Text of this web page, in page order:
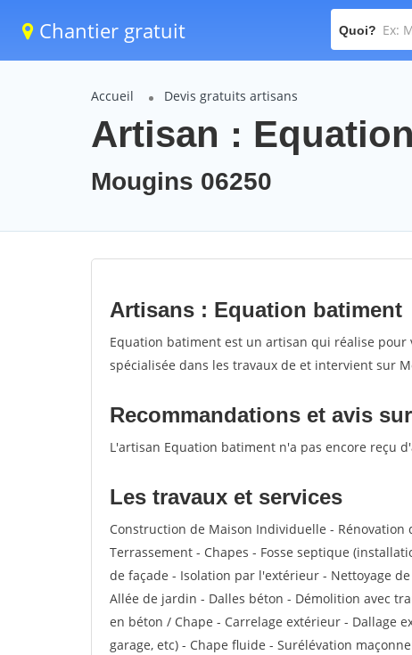
Chantier gratuit Quoi?
Accueil Devis gratuits artisans
Artisan :
Mougins 06250
Artisans : Equation batiment
Equation batiment est un artisan qui réalise pour
spécialisée dans les travaux de et intervient sur
Recommandations et avis
L'artisan Equation batiment n'a pas encore reçu
Les travaux et services
Construction de Maison Individuelle - Rénovation
Terrassement - Chapes - Fosse septique
de façade - Isolation par l'extérieur - Nettoyage
Allée de jardin - Dalles béton - Démolition avec
en béton / Chape - Carrelage extérieur - Dallage
garage, etc) - Chape fluide - Surélévation